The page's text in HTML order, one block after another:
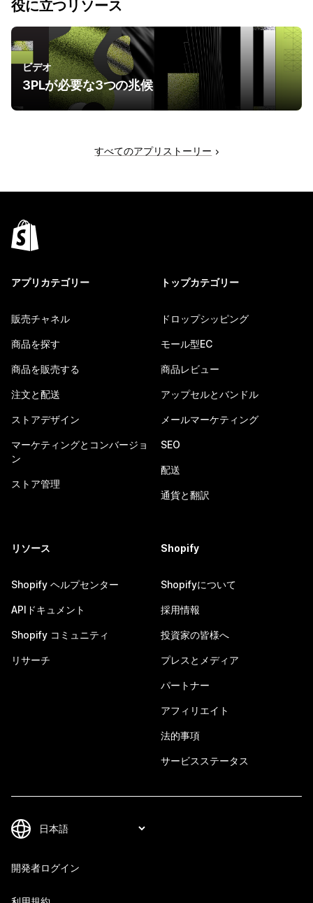
役に立つリソース
ビデオ
3PLが必要な3つの兆候
すべてのアプリストーリー
アプリカテゴリー
販売チャネル
商品を探す
商品を販売する
注文と配送
ストアデザイン
マーケティングとコンバージョ
ン
ストア管理
トップカテゴリー
ドロップシッピング
モール型EC
商品レビュー
アップセルとバンドル
メールマーケティング
SEO
配送
通貨と翻訳
リソース
Shopify ヘルプセンター
APIドキュメント
Shopify コミュニティ
リサーチ
Shopify
Shopifyについて
採用情報
投資家の皆様へ
プレスとメディア
パートナー
アフィリエイト
法的事項
サービスステータス
開発者ログイン